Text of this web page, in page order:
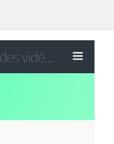
Debilos.fr - Le top des vidéos drôles du WEB !